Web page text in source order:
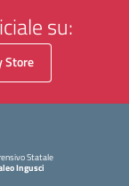
su:
Store
Statale
Ingusci